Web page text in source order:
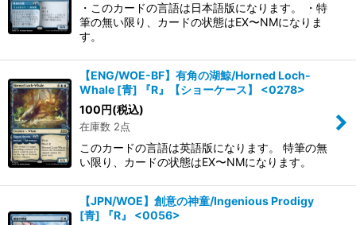
・このカードの言語は日本語版になります。 ・特
筆の無い限り、カードの状態はEX〜NMになりま
す。
【ENG/WOE-BF】有角の湖鯨/Horned Loch-
Whale [青] 『R』【ショーケース】 <0278>
100円(税込)
在庫数 2点
このカードの言語は英語版になります。 特筆の無
い限り、カードの状態はEX〜NMになります。
【JPN/WOE】創意の神童/Ingenious Prodigy
[青] 『R』 <0056>